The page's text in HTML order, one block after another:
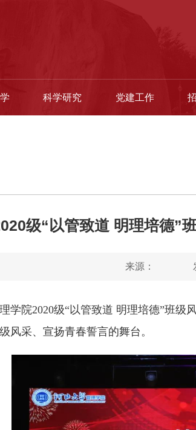
科学研究 党建工作
级“以管致道 明理培德”
来源：
学院2020级“以管致道 明理培德”班
风采、宣扬青春誓言的舞台。